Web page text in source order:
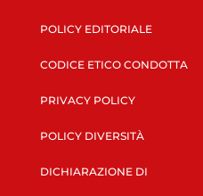
POLICY EDITORIALE
CODICE ETICO CONDOTTA
PRIVACY POLICY
POLICY DIVERSITÀ
DICHIARAZIONE DI